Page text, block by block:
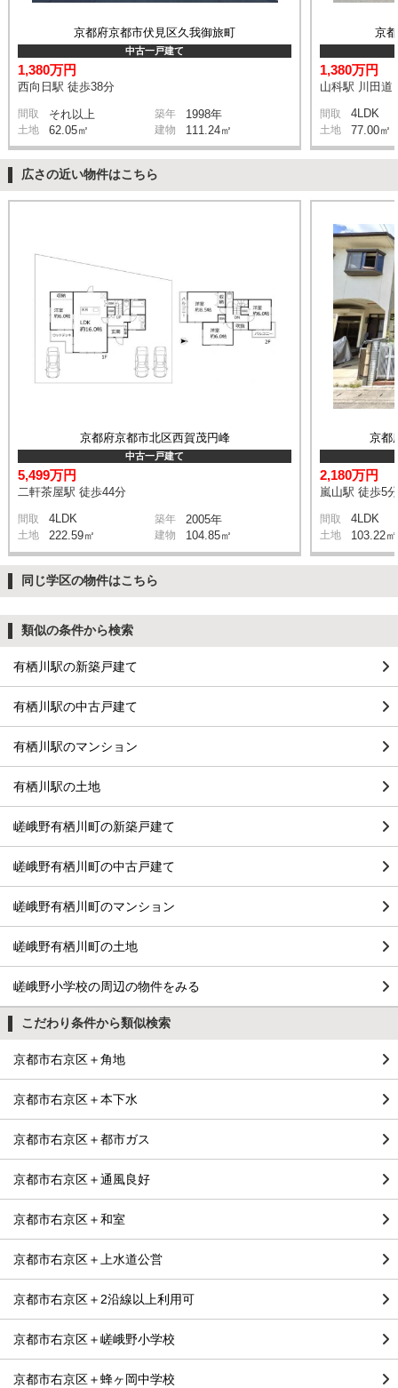
京都府京都市伏見区久我御旅町
中古一戸建て
1,380万円
西向日駅 徒歩38分
間取 それ以上 築年 1998年
土地 62.05㎡ 建物 111.24㎡
京
1,380万円
山科駅 川田道
間取 4LDK
土地 77.00㎡
広さの近い物件はこちら
京都府京都市北区西賀茂円峰
中古一戸建て
5,499万円
二軒茶屋駅 徒歩44分
間取 4LDK 築年 2005年
土地 222.59㎡ 建物 104.85㎡
京都
2,180万円
嵐山駅 徒歩5分
間取 4LDK
土地 103.22㎡
同じ学区の物件はこちら
類似の条件から検索
有栖川駅の新築戸建て
有栖川駅の中古戸建て
有栖川駅のマンション
有栖川駅の土地
嵯峨野有栖川町の新築戸建て
嵯峨野有栖川町の中古戸建て
嵯峨野有栖川町のマンション
嵯峨野有栖川町の土地
嵯峨野小学校の周辺の物件をみる
こだわり条件から類似検索
京都市右京区＋角地
京都市右京区＋本下水
京都市右京区＋都市ガス
京都市右京区＋通風良好
京都市右京区＋和室
京都市右京区＋上水道公営
京都市右京区＋2沿線以上利用可
京都市右京区＋嵯峨野小学校
京都市右京区＋蜂ヶ岡中学校